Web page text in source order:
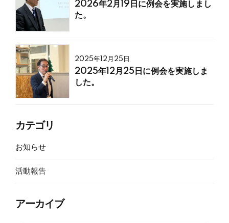
2026年2月19日に例会を実施しまし
た。
2025年12月25日
2025年12月25日に例会を実施しま
した。
カテゴリ
お知らせ
活動報告
アーカイブ